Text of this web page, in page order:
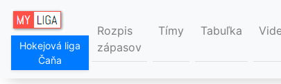
Hokejová liga
Čaňa
Rozpis
zápasov
Tímy Tabuľka